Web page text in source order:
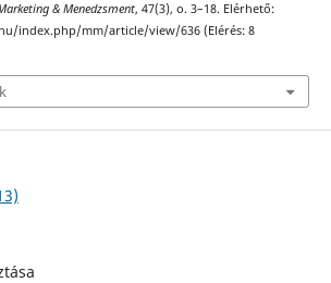
& Menedzsment, 47(3), o. 3–18. Elérhető:
index.php/mm/article/view/636 (Elérés: 8